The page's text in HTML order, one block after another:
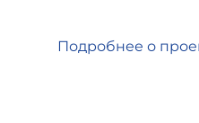
Подробнее о